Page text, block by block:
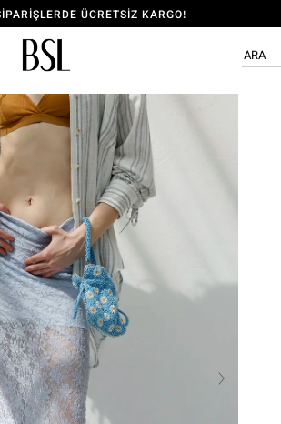
ÜCRETSİZ KARGO!
TL İNDİRİM KODU KAZAN!